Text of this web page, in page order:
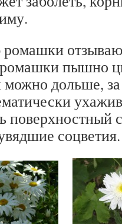
ромашки
пышно
дольше,
поверхностный
соцветия.